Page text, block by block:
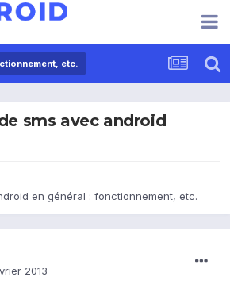
etc.
sms avec android
en général : fonctionnement, etc.
2013